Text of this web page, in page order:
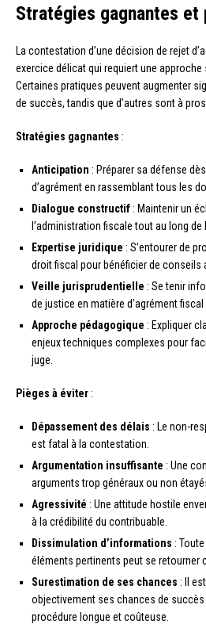
Stratégies gagnantes
La contestation d’une décision de rejet
exercice délicat qui requiert une approche
Certaines pratiques peuvent augmenter
de succès, tandis que d’autres sont à
Stratégies gagnantes :
Anticipation : Préparer sa défense
d’agrément en rassemblant tous les
Dialogue constructif : Maintenir un
l’administration fiscale tout au long de
Expertise juridique : S’entourer de
droit fiscal pour bénéficier de conseils
Veille jurisprudentielle : Se tenir
de justice en matière d’agrément
Approche pédagogique : Expliquer
enjeux techniques complexes pour
juge.
Pièges à éviter :
Dépassement des délais : Le non-
est fatal à la contestation.
Argumentation insuffisante : Une
arguments trop généraux ou non
Agressivité : Une attitude hostile
à la crédibilité du contribuable.
Dissimulation d’informations :
éléments pertinents peut se retourner
Surestimation de ses chances : Il est
objectivement ses chances de succès
procédure longue et coûteuse.